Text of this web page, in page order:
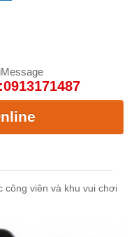
công viên và khu vui chơi